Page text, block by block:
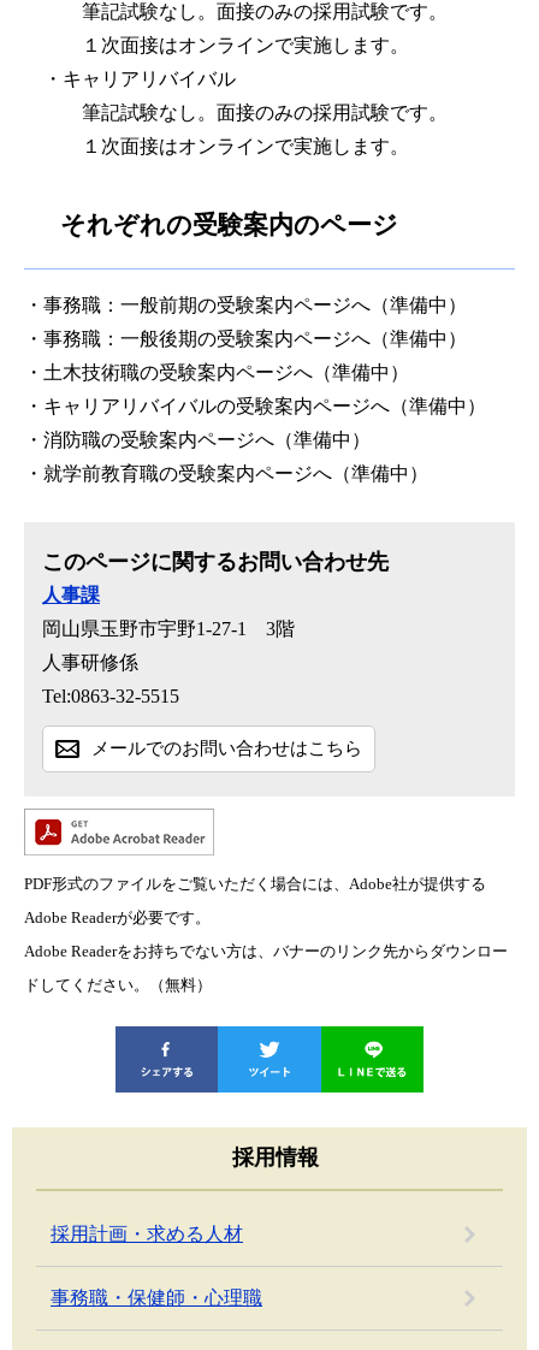
筆記試験なし。面接のみの採用試験です。
１次面接はオンラインで実施します。
・キャリアリバイバル
筆記試験なし。面接のみの採用試験です。
１次面接はオンラインで実施します。
それぞれの受験案内のページ
・事務職：一般前期の受験案内ページへ（準備中）
・事務職：一般後期の受験案内ページへ（準備中）​
・土木技術職の受験案内ページへ（準備中）
・キャリアリバイバルの受験案内ページへ（準備中）
・消防職の受験案内ページへ（準備中）
・就学前教育職の受験案内ページへ（準備中）
このページに関するお問い合わせ先
人事課
岡山県玉野市宇野1-27-1 3階
人事研修係
Tel:0863-32-5515
メールでのお問い合わせはこちら
PDF形式のファイルをご覧いただく場合には、Adobe社が提供する
Adobe Readerが必要です。
Adobe Readerをお持ちでない方は、バナーのリンク先からダウンロー
ドしてください。（無料）
採用情報
採用計画・求める人材
事務職・保健師・心理職